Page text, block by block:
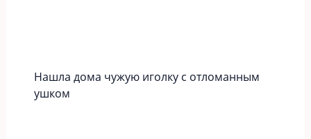
Нашла дома чужую иголку с отломанным
ушком